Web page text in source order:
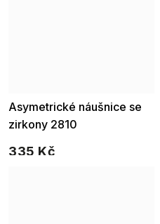
Asymetrické náušnice se
zirkony 2810
335 Kč